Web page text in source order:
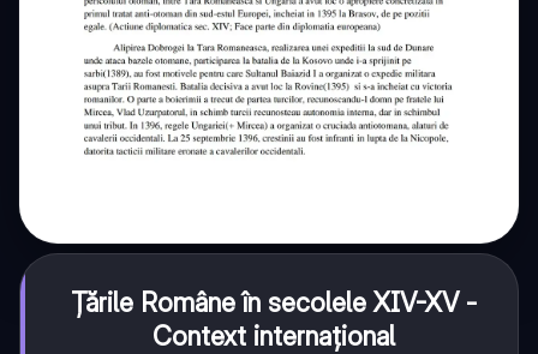
Țările Române în secolele XIV-XV -
Context internațional